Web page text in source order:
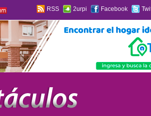
RSS 2urpi Facebook